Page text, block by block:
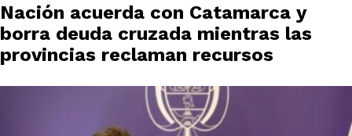
Nación acuerda con Catamarca y
borra deuda cruzada mientras las
provincias reclaman recursos